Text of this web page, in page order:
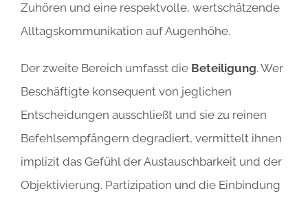
Zuhören und eine respektvolle, wertschätzende
Alltagskommunikation auf Augenhöhe.
Der zweite Bereich umfasst die Beteiligung. Wer
Beschäftigte konsequent von jeglichen
Entscheidungen ausschließt und sie zu reinen
Befehlsempfängern degradiert, vermittelt ihnen
implizit das Gefühl der Austauschbarkeit und der
Objektivierung. Partizipation und die Einbindung